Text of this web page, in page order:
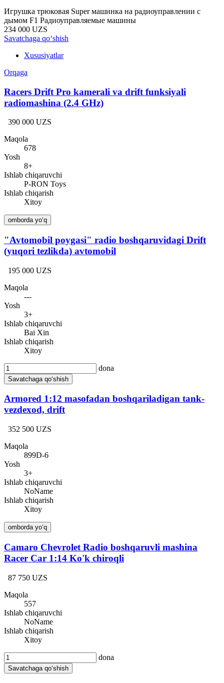
Игрушка трюковая Super машинка на радиоуправлении с
дымом F1 Радиоуправляемые машины
234 000 UZS
Savatchaga qo‘shish
Xususiyatlar
Orqaga
Racers Drift Pro kamerali va drift funksiyali
radiomashina (2.4 GHz)
390 000 UZS
Maqola
678
Yosh
8+
Ishlab chiqaruvchi
P-RON Toys
Ishlab chiqarish
Xitoy
omborda yo‘q
"Avtomobil poygasi" radio boshqaruvidagi Drift
(yuqori tezlikda) avtomobil
195 000 UZS
Maqola
---
Yosh
3+
Ishlab chiqaruvchi
Bai Xin
Ishlab chiqarish
Xitoy
dona
Savatchaga qo‘shish
Armored 1:12 masofadan boshqariladigan tank-
vezdexod, drift
352 500 UZS
Maqola
899D-6
Yosh
3+
Ishlab chiqaruvchi
NoName
Ishlab chiqarish
Xitoy
omborda yo‘q
Camaro Chevrolet Radio boshqaruvli mashina
Racer Car 1:14 Ko'k chiroqli
87 750 UZS
Maqola
557
Ishlab chiqaruvchi
NoName
Ishlab chiqarish
Xitoy
dona
Savatchaga qo‘shish